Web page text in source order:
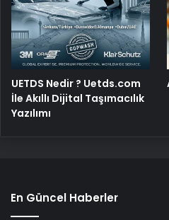
UETDS Nedir ? Uetds.com
İle Akıllı Dijital Taşımacılık
Yazılımı
En Güncel Haberler